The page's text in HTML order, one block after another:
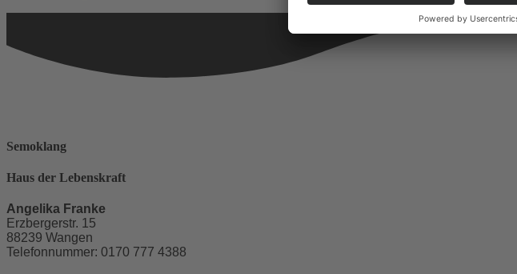
Semoklang
Haus der Lebenskraft
Angelika Franke
Erzbergerstr. 15
88239 Wangen
Telefonnummer: 0170 777 4388